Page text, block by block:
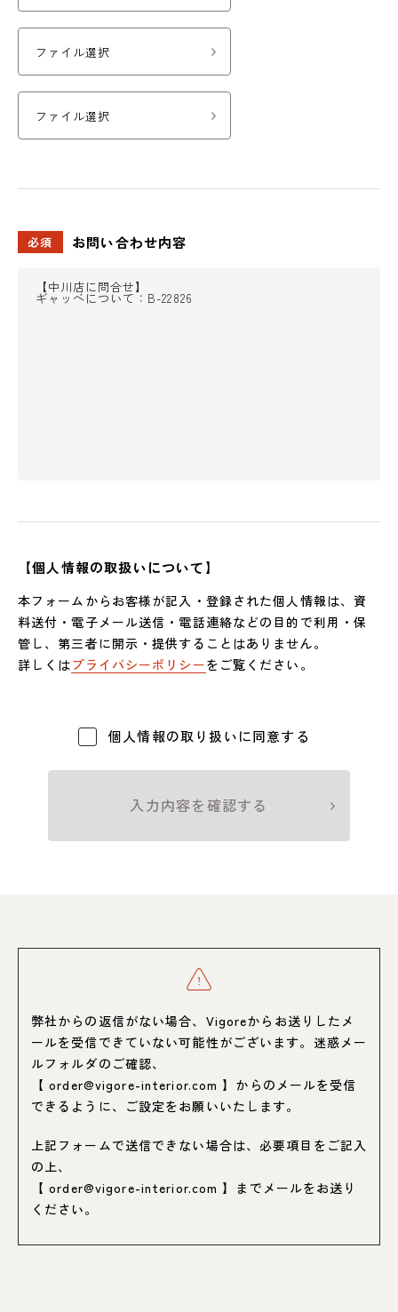
ファイル選択
ファイル選択
必須 お問い合わせ内容
【個人情報の取扱いについて】
本フォームからお客様が記入・登録された個人情報は、資
料送付・電子メール送信・電話連絡などの目的で利用・保
管し、第三者に開示・提供することはありません。
詳しくはプライバシーポリシーをご覧ください。
個人情報の取り扱いに同意する
入力内容を確認する
弊社からの返信がない場合、Vigoreからお送りしたメ
ールを受信できていない可能性がございます。迷惑メー
ルフォルダのご確認、
【 order@vigore-interior.com 】からのメールを受信
できるように、ご設定をお願いいたします。
上記フォームで送信できない場合は、必要項目をご記入
の上、
【order@vigore-interior.com 】までメールをお送り
ください。